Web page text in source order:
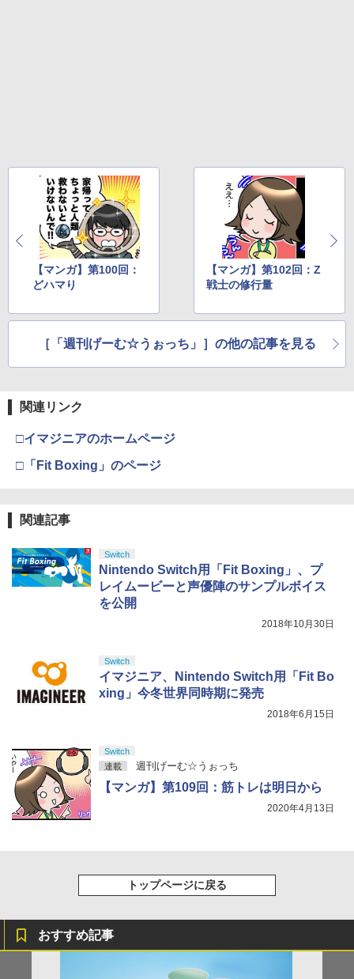
【マンガ】第100回：
どハマり
【マンガ】第102回：Z
戦士の修行量
［「週刊げーむ☆うぉっち」］の他の記事を見る
関連リンク
□イマジニアのホームページ
□「Fit Boxing」のページ
関連記事
Switch
Nintendo Switch用「Fit Boxing」、プ
レイムービーと声優陣のサンプルボイス
を公開
2018年10月30日
Switch
イマジニア、Nintendo Switch用「Fit Bo
xing」今冬世界同時期に発売
2018年6月15日
Switch
連載
週刊げーむ☆うぉっち
【マンガ】第109回：筋トレは明日から
2020年4月13日
トップページに戻る
おすすめ記事